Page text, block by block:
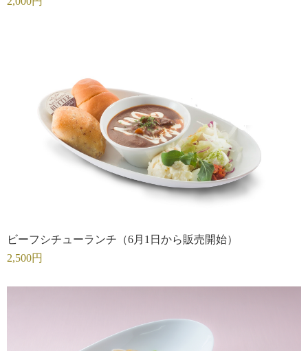
ビーフシチューランチ（6月1日から販売開始）
2,500円